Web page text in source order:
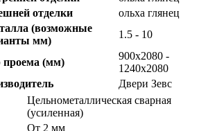
отделки
ольха глянец
(возможные
мм)
1.5 - 10
проема (мм)
900х2080 -
1240х2080
Двери Зевс
Цельнометаллическая сварная
(усиленная)
От 2 мм